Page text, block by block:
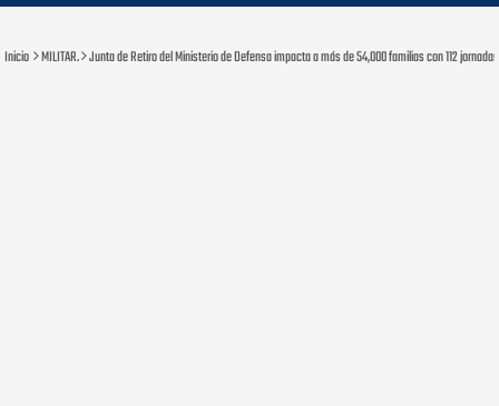
Inicio MILITAR. Junta de Retiro del Ministerio de Defensa impacta a más de 54,000 familias con 112